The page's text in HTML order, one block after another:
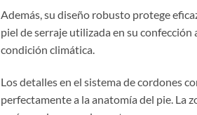
Además, su diseño robusto protege
piel de serraje utilizada en su
condición climática.
Los detalles en el sistema de cordones
perfectamente a la anatomía del pie. La